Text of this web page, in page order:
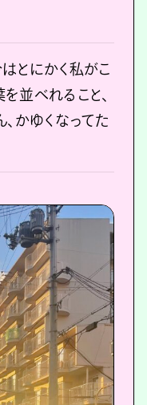
とにかく私がこ
並べれること、
かゆくなってた